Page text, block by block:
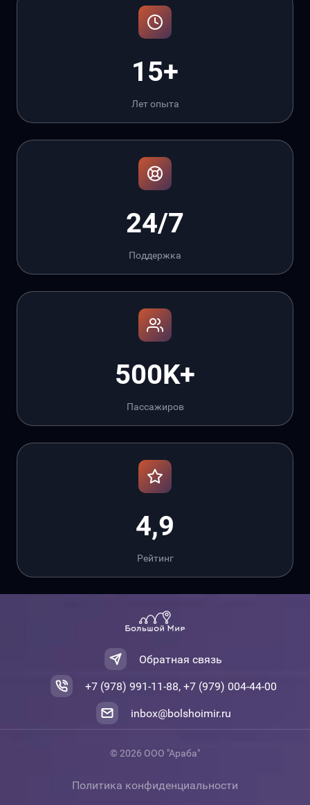
15+
Лет опыта
24/7
Поддержка
500K+
Пассажиров
4,9
Рейтинг
Обратная связь
+7 (978) 991-11-88, +7 (979) 004-44-00
inbox@bolshoimir.ru
© 2026 ООО "Араба"
Политика конфиденциальности